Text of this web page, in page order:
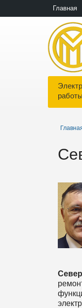
Главная
работы